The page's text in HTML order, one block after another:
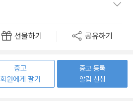
선물하기 공유하기
중고
회원에게 팔기
중고 등록
알림 신청